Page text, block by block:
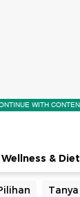
WITH
Wellness & Diet